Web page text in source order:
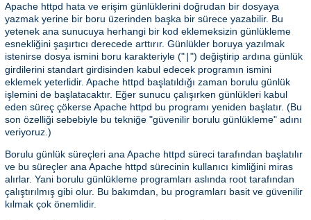
Apache httpd hata ve erişim günlüklerini doğrudan bir dosyaya
yazmak yerine bir boru üzerinden başka bir sürece yazabilir. Bu
yetenek ana sunucuya herhangi bir kod eklemeksizin günlükleme
esnekliğini şaşırtıcı derecede arttırır. Günlükler boruya yazılmak
istenirse dosya ismini boru karakteriyle (" ") değiştirip ardına günlük
girdilerini standart girdisinden kabul edecek programın ismini
eklemek yeterlidir. Apache httpd başlatıldığı zaman borulu günlük
işlemini de başlatacaktır. Eğer sunucu çalışırken günlükleri kabul
eden süreç çökerse Apache httpd bu programı yeniden başlatır. (Bu
son özelliği sebebiyle bu tekniğe "güvenilir borulu günlükleme" adını
veriyoruz.)
Borulu günlük süreçleri ana Apache httpd süreci tarafından başlatılır
ve bu süreçler ana Apache httpd sürecinin kullanıcı kimliğini miras
alırlar. Yani borulu günlükleme programları aslında root tarafından
çalıştırılmış gibi olur. Bu bakımdan, bu programları basit ve güvenilir
kılmak çok önemlidir.